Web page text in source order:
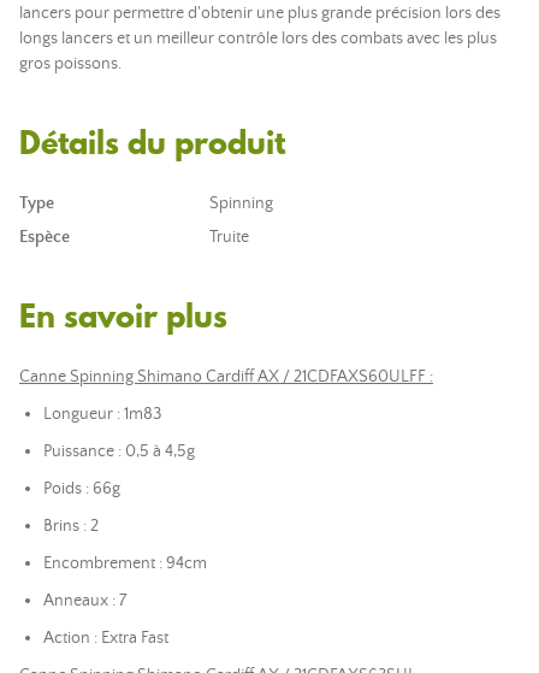
lancers pour permettre d'obtenir une plus grande précision lors des
longs lancers et un meilleur contrôle lors des combats avec les plus
gros poissons.
Détails du produit
Type
Spinning
Espèce
Truite
En savoir plus
Canne Spinning Shimano Cardiff AX / 21CDFAXS60ULFF :
Longueur : 1m83
Puissance : 0,5 à 4,5g
Poids : 66g
Brins : 2
Encombrement : 94cm
Anneaux : 7
Action : Extra Fast